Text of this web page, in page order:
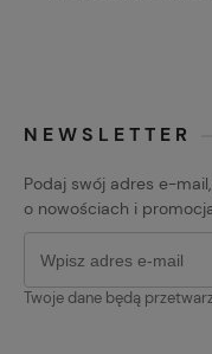
NEWSLETTER
Podaj swój adres e-
o nowościach i
Twoje dane będą